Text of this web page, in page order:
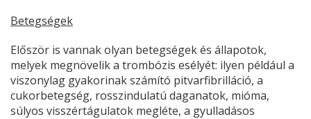
Betegségek
Először is vannak olyan betegségek és állapotok,
melyek megnövelik a trombózis esélyét: ilyen például a
viszonylag gyakorinak számító pitvarfibrilláció, a
cukorbetegség, rosszindulatú daganatok, mióma,
súlyos visszértágulatok megléte, a gyulladásos